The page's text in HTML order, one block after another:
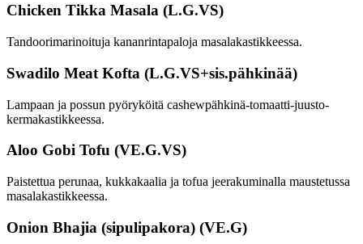
Chicken Tikka Masala (L.G.VS)
Tandoorimarinoituja kananrintapaloja masalakastikkeessa.
Swadilo Meat Kofta (L.G.VS+sis.pähkinää)
Lampaan ja possun pyöryköitä cashewpähkinä-tomaatti-juusto-
kermakastikkeessa.
Aloo Gobi Tofu (VE.G.VS)
Paistettua perunaa, kukkakaalia ja tofua jeerakuminalla maustetussa
masalakastikkeessa.
Onion Bhajia (sipulipakora) (VE.G)